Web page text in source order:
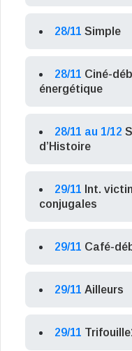
28/11 Simple
28/11 Ciné-
énergétique
28/11 au 1/12
d’Histoire
29/11 Int.
conjugales
29/11 Café-
29/11 Ailleurs
29/11